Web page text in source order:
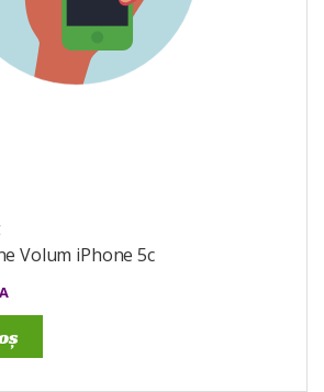
Volum iPhone 5c